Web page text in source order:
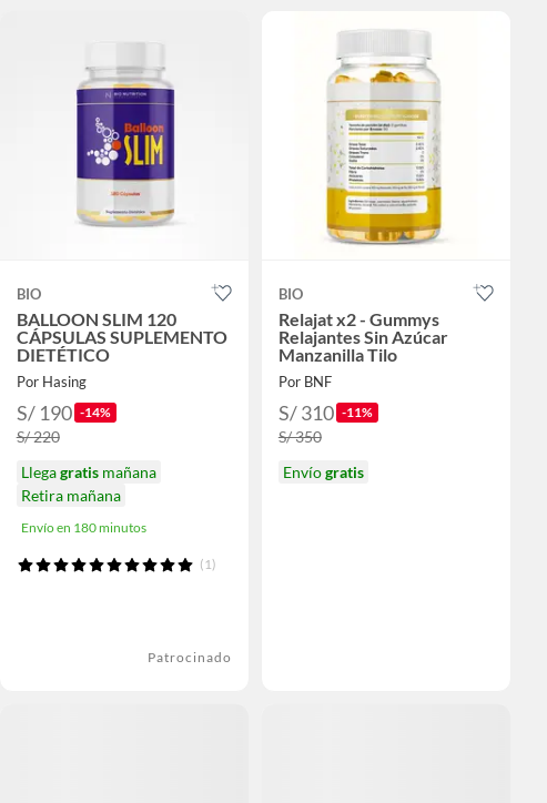
BIO
BALLOON SLIM 120
CÁPSULAS SUPLEMENTO
DIETÉTICO
Por Hasing
S/ 190 -14%
S/ 220
Llegagratismañana
Retira mañana
Envío en 180 minutos
(1)
Patrocinado
BIO
Relajat x2 - Gummys
Relajantes Sin Azúcar
Manzanilla Tilo
Por BNF
S/ 310 -11%
S/ 350
Envíogratis